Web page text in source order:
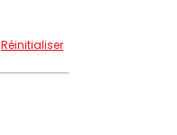
Réinitialiser